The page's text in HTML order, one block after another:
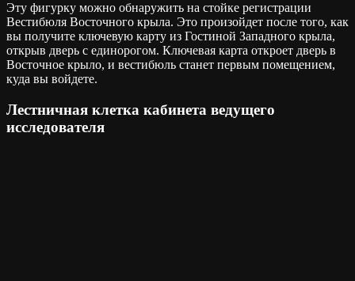
Эту фигурку можно обнаружить на стойке регистрации
Вестибюля Восточного крыла. Это произойдет после того, как
вы получите ключевую карту из Гостиной Западного крыла,
открыв дверь с единорогом. Ключевая карта откроет дверь в
Восточное крыло, и вестибюль станет первым помещением,
куда вы войдете.
Лестничная клетка кабинета ведущего
исследователя